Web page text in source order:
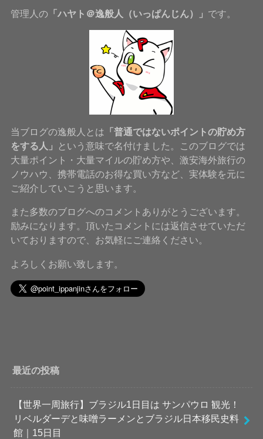
管理人の「ハヤト＠逸般人（いっぱんじん）」 です。
当ブログの逸般人とは 「普通ではないポイントの貯め方
をする人」
という意味で名付けました。このブログでは
大量ポイント・大量マイルの貯め方や、激安海外旅行の
ノウハウ、携帯電話のお得な買い方など、実体験を元に
ご紹介していこうと思います。
また多数のブログへのコメントありがとうございます。
励みになります。頂いたコメントには返信させていただ
いておりますので、お気軽にご連絡ください。
よろしくお願い致します。
最近の投稿
【世界一周旅行】ブラジル1日目は サンパウロ 観光！
リベルダーデと味噌ラーメンとブラジル日本移民史料
館｜15日目